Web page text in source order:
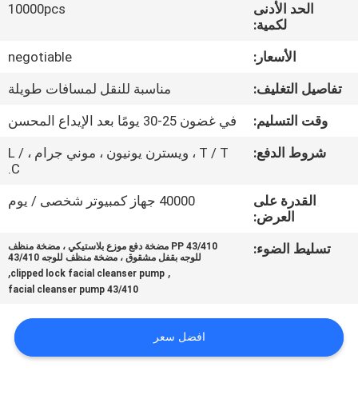
مراقبة
الجودة
اتصل
خريطة
الموقع
الحد الأدنى
لكمية:
10000pcs
الأسعار:
negotiable
تفاصيل التغليف:
مناسبة للنقل لمسافات طويلة
وقت التسليم:
في غضون 25-30 يومًا بعد الإيداع المحسن
شروط الدفع:
T / T ، ويسترن يونيون ، موني جرام ، L /
C.
القدرة على
العرض:
40000 جهاز كمبيوتر شخصى / يوم
تسليط الضوء:
PP 43/410 مضخة دفع موزع بلاستيكي ، مضخة منظف
للوجه بقفل مشقوق ، مضخة منظف للوجه 43/410
,
clipped lock facial cleanser pump
,
43/410 facial cleanser pump
افضل سعر